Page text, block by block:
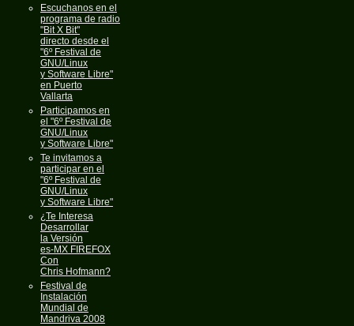
Escuchanos en el
programa de radio
"Bit X Bit"
directo desde el
"6º Festival de
GNU/Linux
y Software Libre"
en Puerto
Vallarta
Participamos en
el "6º Festival de
GNU/Linux
y Software Libre"
Te invitamos a
participar en el
"6º Festival de
GNU/Linux
y Software Libre"
¿Te Interesa
Desarrollar
la Versión
es-MX FIREFOX
Con
Chris Hofmann?
Festival de
Instalación
Mundial de
Mandriva 2008